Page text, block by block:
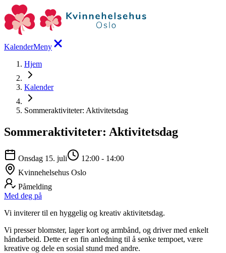
KalenderMeny
Hjem
Kalender
Sommeraktiviteter: Aktivitetsdag
Sommeraktiviteter: Aktivitetsdag
Onsdag 15. juli 12:00 - 14:00
Kvinnehelsehus Oslo
Påmelding
Med deg på
Vi inviterer til en hyggelig og kreativ aktivitetsdag.
Vi presser blomster, lager kort og armbånd, og driver med enkelt
håndarbeid. Dette er en fin anledning til å senke tempoet, være
kreative og dele en sosial stund med andre.